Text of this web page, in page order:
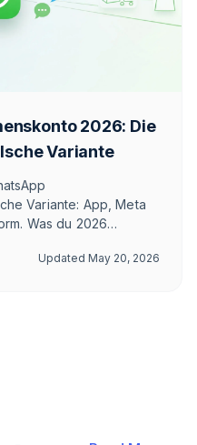
2026: Die
Variante
Variante: App, Meta
Was du 2026
Einordnung — mit
Updated May 20, 2026